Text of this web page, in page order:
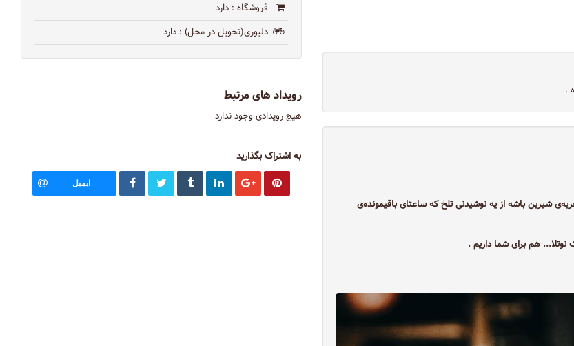
.
شیرین باشه از یه نوشیدنی تلخ که ساعتای باقیمونده‌ی
هم برای شما داریم .
فروشگاه : دارد
دلیوری(تحویل در محل) : دارد
رویداد های مرتبط
هیچ رویدادی وجود ندارد
به اشتراک بگذارید
ایمیل